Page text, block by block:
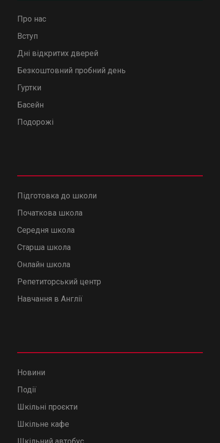
Про нас
Вступ
Дні відкритих дверей
Безкоштовний пробний день
Гуртки
Басейн
Подорожі
Підготовка до школи
Початкова школа
Середня школа
Старша школа
Онлайн школа
Репетиторський центр
Навчання в Англії
Новини
Події
Шкільні проєкти
Шкільне кафе